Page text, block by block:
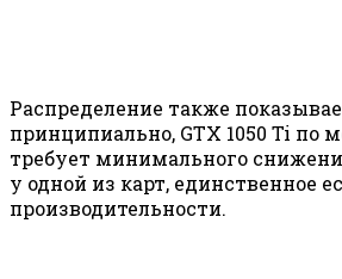
Распределение также
принципиально, GTX 1050 Ti по
требует минимального
у одной из карт, единственное
производительности.